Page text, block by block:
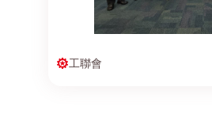
工聯會